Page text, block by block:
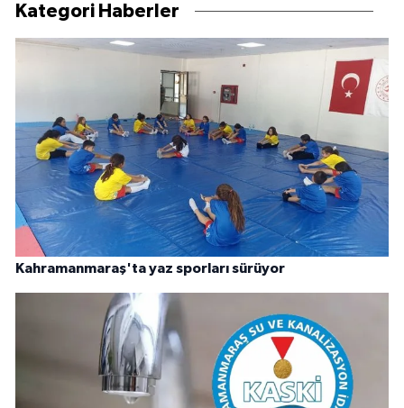
Kategori Haberler
Kahramanmaraş'ta yaz sporları sürüyor